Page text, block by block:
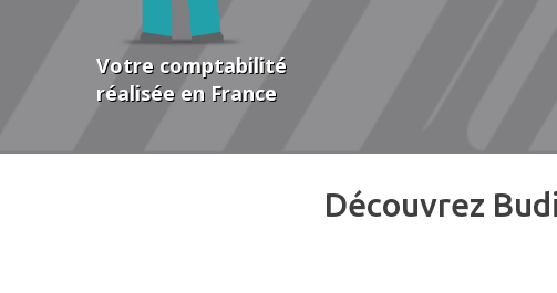
Votre comptabilité
réalisée en France
Découvrez